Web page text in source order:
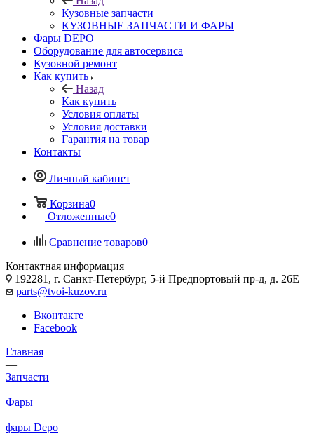
Кузовные запчасти
КУЗОВНЫЕ ЗАПЧАСТИ И ФАРЫ
Фары DEPO
Оборудование для автосервиса
Кузовной ремонт
Как купить
Назад
Как купить
Условия оплаты
Условия доставки
Гарантия на товар
Контакты
Личный кабинет
Корзина0
Отложенные0
Сравнение товаров0
Контактная информация
192281, г. Санкт-Петербург, 5-й Предпортовый пр-д, д. 26Е
parts@tvoi-kuzov.ru
Вконтакте
Facebook
Главная
—
Запчасти
—
Фары
—
фары Depo